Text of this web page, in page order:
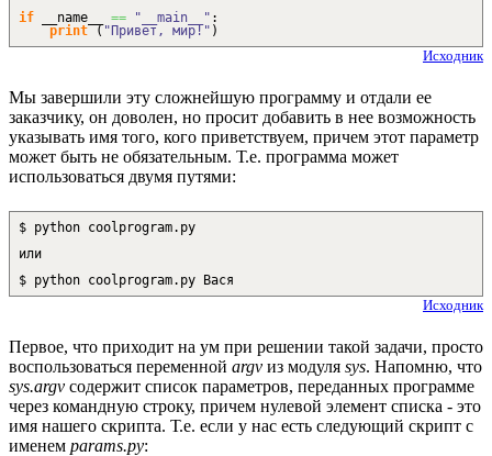
if __name__ == "__main__" :
print
( "Привет, мир!" )
Исходник
Мы завершили эту сложнейшую программу и отдали ее
заказчику, он доволен, но просит добавить в нее возможность
указывать имя того, кого приветствуем, причем этот параметр
может быть не обязательным. Т.е. программа может
использоваться двумя путями:
$ python coolprogram.py
или
$ python coolprogram.py Вася
Исходник
Первое, что приходит на ум при решении такой задачи, просто
воспользоваться переменной argv из модуля sys. Напомню, что
sys.argv содержит список параметров, переданных программе
через командную строку, причем нулевой элемент списка - это
имя нашего скрипта. Т.е. если у нас есть следующий скрипт с
именем params.py: